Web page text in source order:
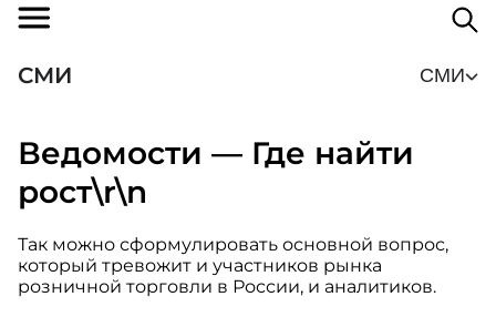
СМИ СМИ
Ведомости — Где найти
рост\r\n
Так можно сформулировать основной вопрос,
который тревожит и участников рынка
розничной торговли в России, и аналитиков.